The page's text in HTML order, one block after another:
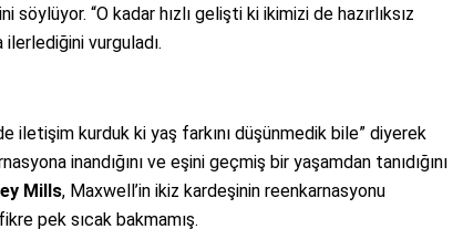
“O kadar hızlı gelişti ki ikimizi de hazırlıksız
ilerlediğini vurguladı.
kurduk ki yaş farkını düşünmedik bile” diyerek
inandığını ve eşini geçmiş bir yaşamdan tanıdığını
Mills, Maxwell’in ikiz kardeşinin reenkarnasyonu
pek sıcak bakmamış.